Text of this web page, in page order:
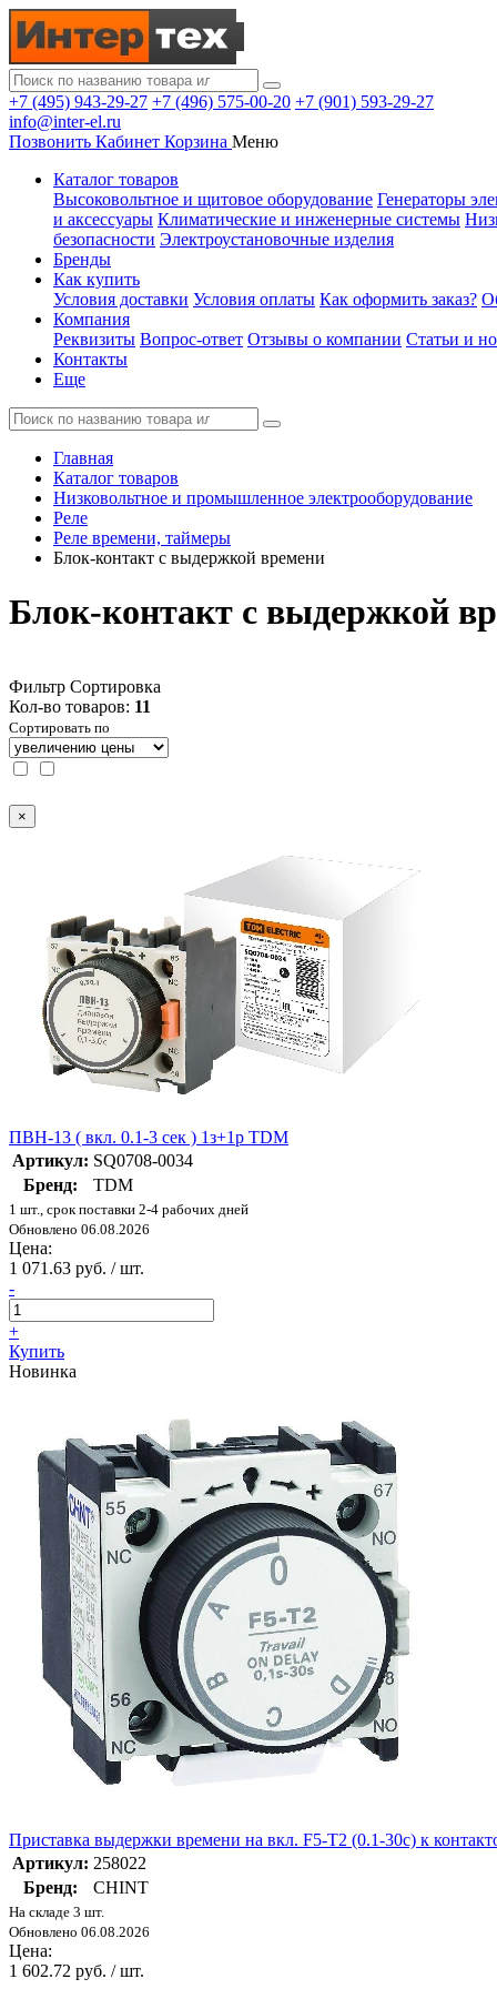
+7 (495) 943-29-27 +7 (496) 575-00-20 +7 (901) 593-29-27
info@inter-el.ru
Позвонить Кабинет Корзина Меню
Каталог товаров
Высоковольтное и щитовое оборудование Генераторы
и аксессуары Климатические и инженерные системы
безопасности Электроустановочные изделия
Бренды
Как купить
Условия доставки Условия оплаты Как оформить заказ?
Компания
Реквизиты Вопрос-ответ Отзывы о компании Статьи и
Контакты
Еще
Главная
Каталог товаров
Низковольтное и промышленное электрооборудование
Реле
Реле времени, таймеры
Блок-контакт с выдержкой времени
Блок-контакт с выдержкой
Фильтр Сортировка
Кол-во товаров: 11
Сортировать по
×
ПВН-13 ( вкл. 0.1-3 сек ) 1з+1р TDM
Артикул: SQ0708-0034
Бренд:
TDM
1 шт., срок поставки 2-4 рабочих дней
Обновлено 06.08.2026
Цена:
1 071.63 руб. / шт.
-
+
Купить
Новинка
Приставка выдержки времени на вкл. F5-T2 (0.1-30с) к
Артикул: 258022
Бренд:
CHINT
На складе 3 шт.
Обновлено 06.08.2026
Цена:
1 602.72 руб. / шт.